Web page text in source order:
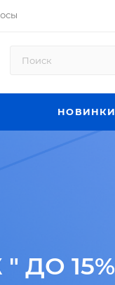
НОВИНКИ
ДО 15%